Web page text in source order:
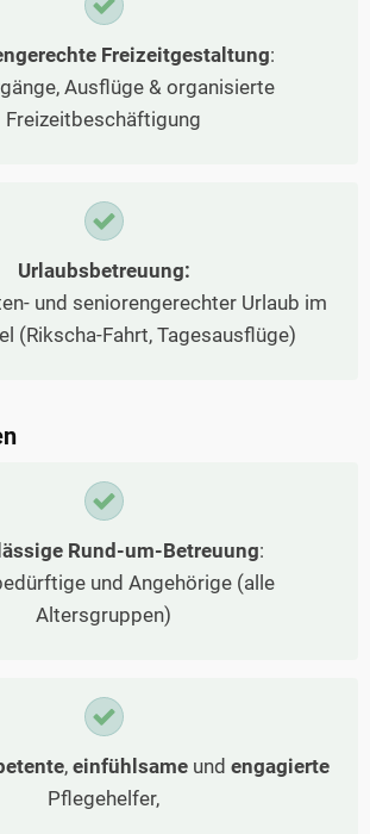
Freizeitgestaltung:
Ausflüge & organisierte
Freizeitbeschäftigung
Urlaubsbetreuung:
und seniorengerechter Urlaub im
(Rikscha-Fahrt, Tagesausflüge)
Rund-um-Betreuung:
und Angehörige (alle
Altersgruppen)
, einfühlsameund engagierte
Pflegehelfer,